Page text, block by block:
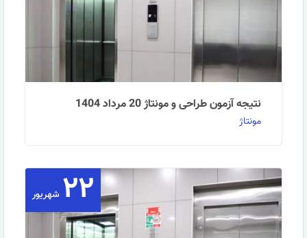
نتیجه آزمون طراحی و مونتاژ 20 مرداد 1404
مونتاژ
داشتن مدرک مرتبط جهت اخذ گواهینامه مدیر طراحی و
مونتاژ الزامیست. حداقل نمره قبولی 30 می باشد. نتیجه …
ادامه مطلب
۲۲ شهریور